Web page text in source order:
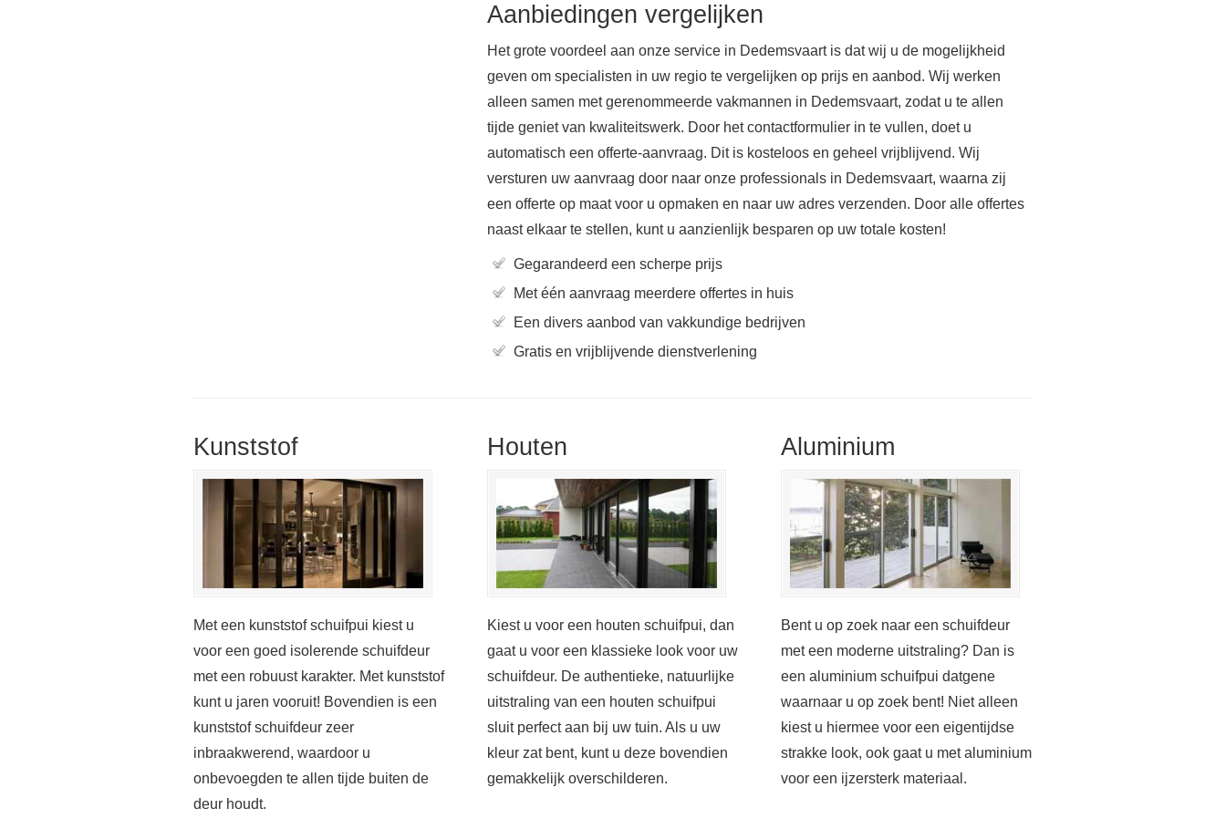
Aanbiedingen vergelijken
Het grote voordeel aan onze service in Dedemsvaart is dat wij u de mogelijkheid
geven om specialisten in uw regio te vergelijken op prijs en aanbod. Wij werken
alleen samen met gerenommeerde vakmannen in Dedemsvaart, zodat u te allen
tijde geniet van kwaliteitswerk. Door het contactformulier in te vullen, doet u
automatisch een offerte-aanvraag. Dit is kosteloos en geheel vrijblijvend. Wij
versturen uw aanvraag door naar onze professionals in Dedemsvaart, waarna zij
een offerte op maat voor u opmaken en naar uw adres verzenden. Door alle offertes
naast elkaar te stellen, kunt u aanzienlijk besparen op uw totale kosten!
Gegarandeerd een scherpe prijs
Met één aanvraag meerdere offertes in huis
Een divers aanbod van vakkundige bedrijven
Gratis en vrijblijvende dienstverlening
Kunststof
Met een kunststof schuifpui kiest u
voor een goed isolerende schuifdeur
met een robuust karakter. Met kunststof
kunt u jaren vooruit! Bovendien is een
kunststof schuifdeur zeer
inbraakwerend, waardoor u
onbevoegden te allen tijde buiten de
deur houdt.
Houten
Kiest u voor een houten schuifpui, dan
gaat u voor een klassieke look voor uw
schuifdeur. De authentieke, natuurlijke
uitstraling van een houten schuifpui
sluit perfect aan bij uw tuin. Als u uw
kleur zat bent, kunt u deze bovendien
gemakkelijk overschilderen.
Aluminium
Bent u op zoek naar een schuifdeur
met een moderne uitstraling? Dan is
een aluminium schuifpui datgene
waarnaar u op zoek bent! Niet alleen
kiest u hiermee voor een eigentijdse
strakke look, ook gaat u met aluminium
voor een ijzersterk materiaal.